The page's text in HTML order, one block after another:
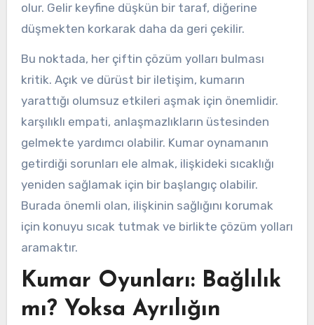
olur. Gelir keyfine düşkün bir taraf, diğerine
düşmekten korkarak daha da geri çekilir.
Bu noktada, her çiftin çözüm yolları bulması
kritik. Açık ve dürüst bir iletişim, kumarın
yarattığı olumsuz etkileri aşmak için önemlidir.
karşılıklı empati, anlaşmazlıkların üstesinden
gelmekte yardımcı olabilir. Kumar oynamanın
getirdiği sorunları ele almak, ilişkideki sıcaklığı
yeniden sağlamak için bir başlangıç olabilir.
Burada önemli olan, ilişkinin sağlığını korumak
için konuyu sıcak tutmak ve birlikte çözüm yolları
aramaktır.
Kumar Oyunları: Bağlılık
mı? Yoksa Ayrılığın